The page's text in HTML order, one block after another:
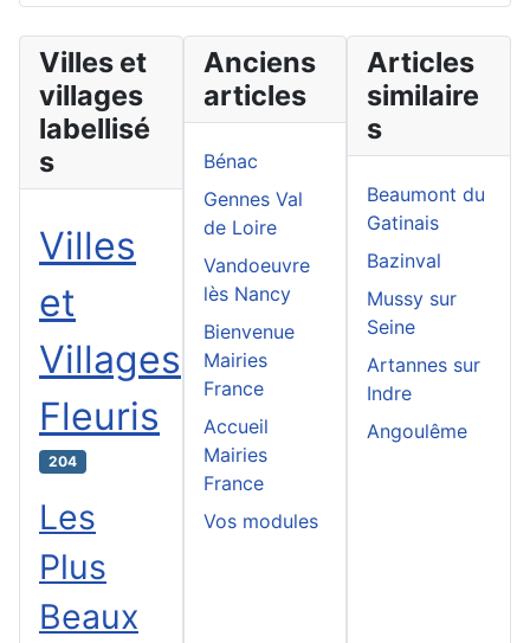
Villes et
villages
labellisé
s
Villes
et
Villages
Fleuris
204
Les
Plus
Beaux
Anciens
articles
Bénac
Gennes Val
de Loire
Vandoeuvre
lès Nancy
Bienvenue
Mairies
France
Accueil
Mairies
France
Vos modules
Articles
similaire
s
Beaumont du
Gatinais
Bazinval
Mussy sur
Seine
Artannes sur
Indre
Angoulême